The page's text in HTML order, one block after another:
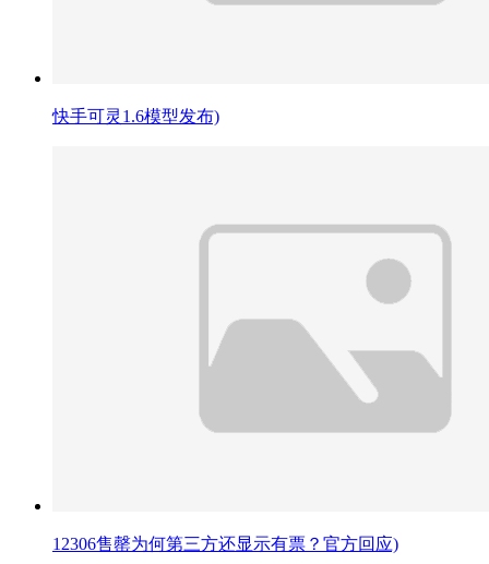
快手可灵1.6模型发布)
12306售罄为何第三方还显示有票？官方回应)